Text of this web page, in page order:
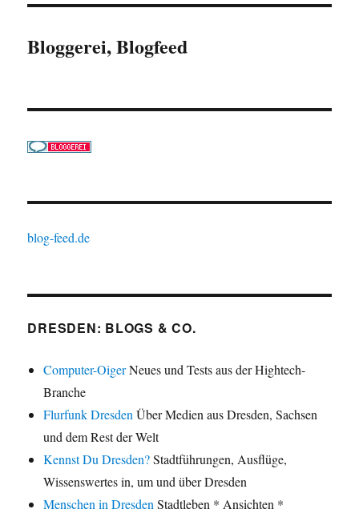
Bloggerei, Blogfeed
blog-feed.de
DRESDEN: BLOGS & CO.
Computer-OigerNeues und Tests aus der Hightech-
Branche
Flurfunk Dresden Über Medien aus Dresden, Sachsen
und dem Rest der Welt
Kennst Du Dresden?Stadtführungen, Ausflüge,
Wissenswertes in, um und über Dresden
Menschen in Dresden Stadtleben * Ansichten *